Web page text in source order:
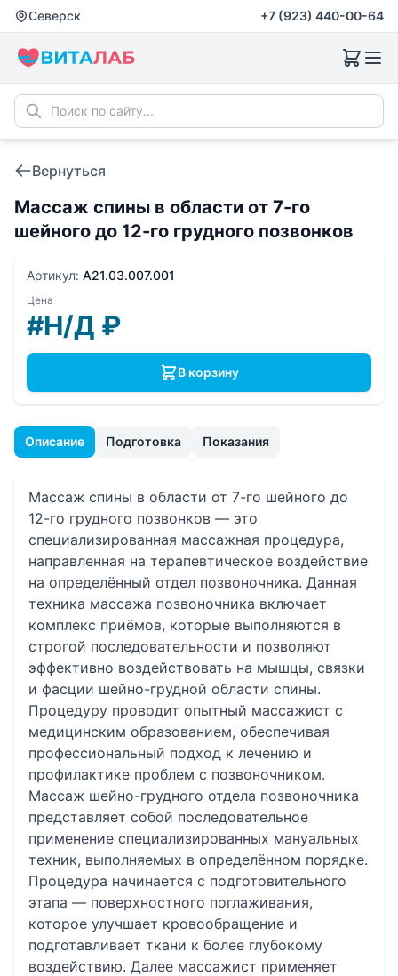
Северск +7 (923) 440-00-64
Вернуться
Массаж спины в области от 7-го
шейного до 12-го грудного позвонков
Описание Подготовка Показания
Массаж спины в области от 7-го шейного до
12-го грудного позвонков — это
специализированная массажная процедура,
направленная на терапевтическое воздействие
на определённый отдел позвоночника. Данная
техника массажа позвоночника включает
комплекс приёмов, которые выполняются в
строгой последовательности и позволяют
эффективно воздействовать на мышцы, связки
и фасции шейно-грудной области спины.
Процедуру проводит опытный массажист с
медицинским образованием, обеспечивая
профессиональный подход к лечению и
профилактике проблем с позвоночником.
Массаж шейно-грудного отдела позвоночника
представляет собой последовательное
применение специализированных мануальных
техник, выполняемых в определённом порядке.
Процедура начинается с подготовительного
этапа — поверхностного поглаживания,
которое улучшает кровообращение и
подготавливает ткани к более глубокому
воздействию. Далее массажист применяет
Артикул: A21.03.007.001
Цена
#Н/Д ₽
В корзину